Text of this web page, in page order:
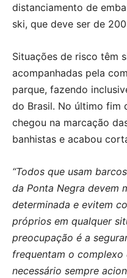
distanciamento de
ski, que deve ser de
Situações de risco têm
acompanhadas pela
parque, fazendo
do Brasil. No último fim
chegou na marcação
banhistas e acabou
“Todos que usam
da Ponta Negra devem
determinada e evitem
próprios em qualquer
preocupação é a
frequentam o complexo
necessário sempre